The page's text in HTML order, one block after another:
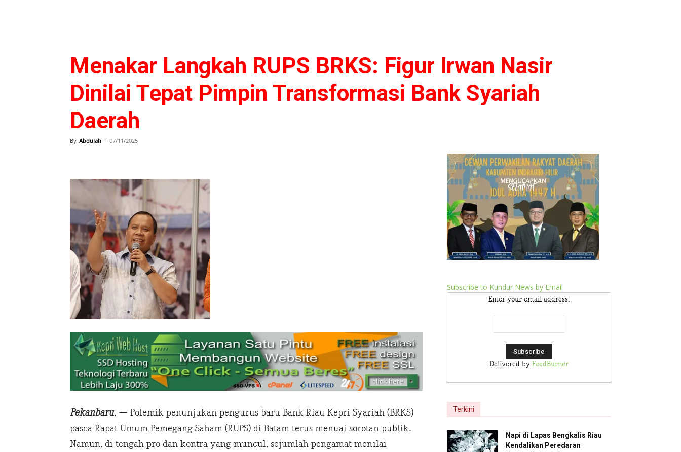
Menakar Langkah RUPS BRKS: Figur Irwan Nasir
Dinilai Tepat Pimpin Transformasi Bank Syariah
Daerah
By Abdulah - 07/11/2025
Pekanbaru, — Polemik penunjukan pengurus baru Bank Riau Kepri Syariah (BRKS)
pasca Rapat Umum Pemegang Saham (RUPS) di Batam terus menuai sorotan publik.
Namun, di tengah pro dan kontra yang muncul, sejumlah pengamat menilai
Subscribe to Kundur News by Email
Enter your email address:
Delivered by FeedBurner
Terkini
Napi di Lapas Bengkalis Riau
Kendalikan Peredaran